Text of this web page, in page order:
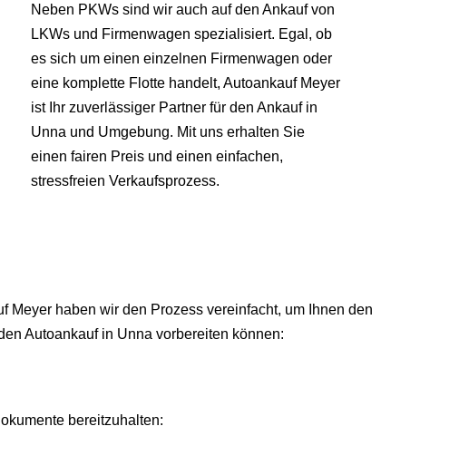
Neben PKWs sind wir auch auf den Ankauf von
LKWs und Firmenwagen spezialisiert. Egal, ob
es sich um einen einzelnen Firmenwagen oder
eine komplette Flotte handelt, Autoankauf Meyer
ist Ihr zuverlässiger Partner für den Ankauf in
Unna und Umgebung. Mit uns erhalten Sie
einen fairen Preis und einen einfachen,
stressfreien Verkaufsprozess.
Meyer haben wir den Prozess vereinfacht, um Ihnen den
Autoankauf in Unna vorbereiten können:
bereitzuhalten: